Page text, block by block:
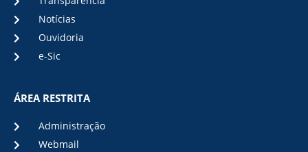
Notícias
Ouvidoria
e-Sic
ÁREA RESTRITA
Administração
Webmail